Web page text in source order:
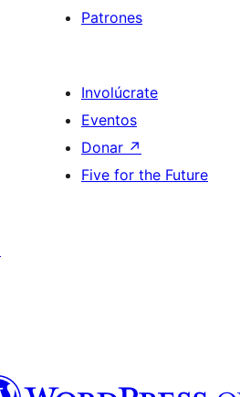
Patrones
Involúcrate
Eventos
Donar ↗
Five for the Future